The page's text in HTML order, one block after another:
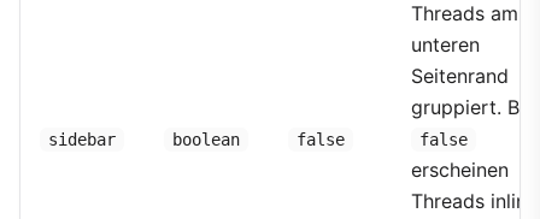
sidebar boolean false
Threads am
unteren
Seitenrand
gruppiert. Bei
false
erscheinen
Threads inline